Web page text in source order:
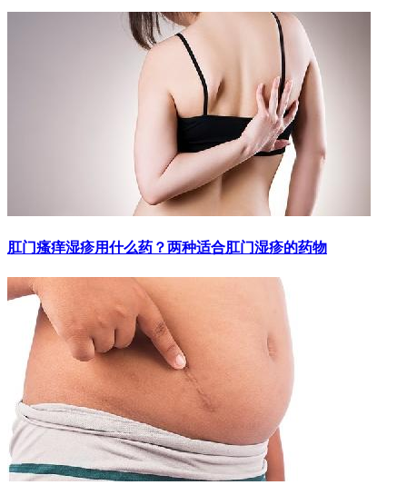
肛门瘙痒湿疹用什么药？两种适合肛门湿疹的药物